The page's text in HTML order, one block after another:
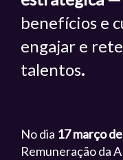
benefícios e
engajar e
talentos.
No dia 17 março
Remuneração da